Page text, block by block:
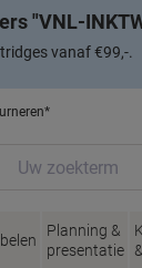
VNL-
vanaf €99,-.
Planning &
presentatie